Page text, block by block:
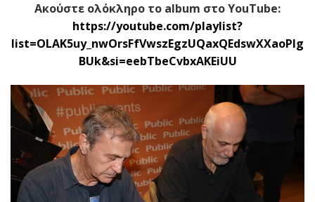
Ακούστε ολόκληρο το album στοYouTube:
https://youtube.com/playlist?
list=OLAK5uy_nwOrsFfVwszEgzUQaxQEdswXXaoPlg
BUk&si=eebTbeCvbxAKEiUU